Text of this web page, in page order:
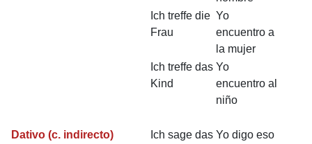
Ich treffe die
Frau
Yo
encuentro a
la mujer
Ich treffe das
Kind
Yo
encuentro al
niño
Dativo (c. indirecto)
Ich sage das Yo digo eso